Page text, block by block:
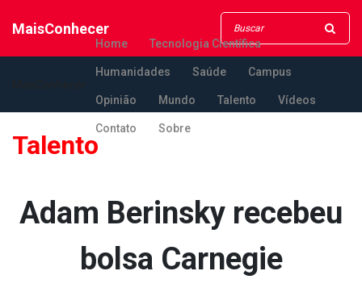
MaisConhecer
Home Tecnologia Científica
Humanidades Saúde Campus
Opinião Mundo Talento Vídeos
Contato Sobre
Talento
Adam Berinsky recebeu
bolsa Carnegie